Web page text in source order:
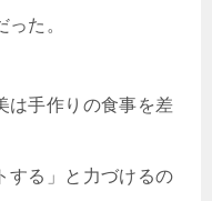
た。
は手作りの食事を差
する」と力づけるの